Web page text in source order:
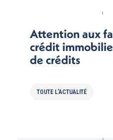
Attention aux
crédit
de crédits
TOUTE L'ACTUALITÉ